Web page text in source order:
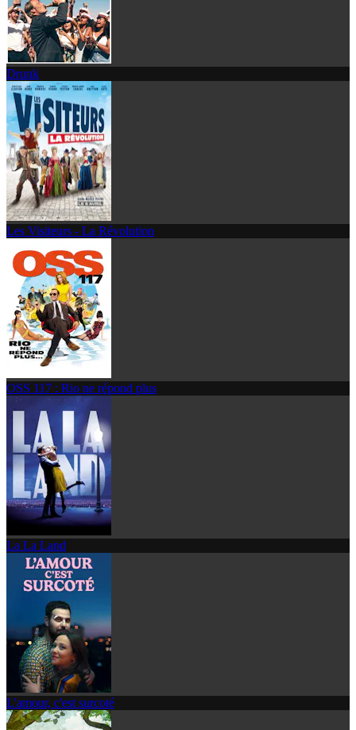
Drunk
Les Visiteurs - La Révolution
OSS 117 : Rio ne répond plus
La La Land
L'amour, c'est surcoté